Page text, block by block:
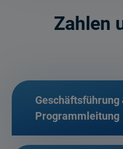
Zahlen
Geschäftsführung
Programmleitung